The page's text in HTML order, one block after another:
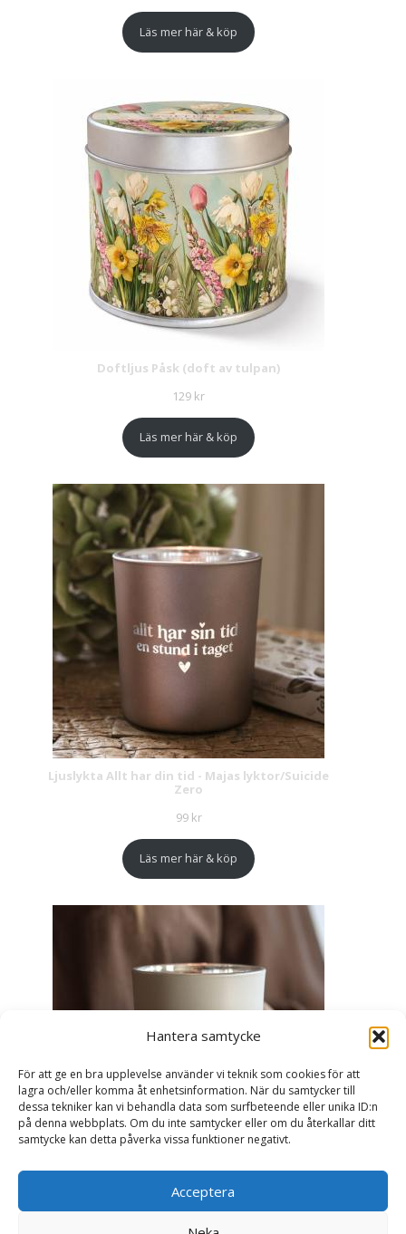
Hantera samtycke
För att ge en bra upplevelse använder vi teknik som cookies för att
lagra och/eller komma åt enhetsinformation. När du samtycker till
dessa tekniker kan vi behandla data som surfbeteende eller unika ID:n
på denna webbplats. Om du inte samtycker eller om du återkallar ditt
samtycke kan detta påverka vissa funktioner negativt.
Acceptera
Läs mer här & köp
Doftljus Påsk (doft av tulpan)
129 kr
Läs mer här & köp
Ljuslykta Allt har din tid - Majas lyktor/Suicide
Zero
99 kr
Läs mer här & köp
Ljuslykta Älskade Farmor - Majas lyktor/
Barncancerfonden